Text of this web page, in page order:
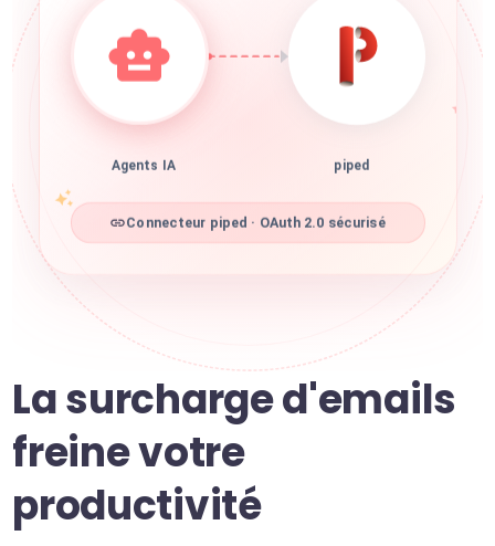
Agents IA piped
Connecteur piped · OAuth 2.0 sécurisé
La surcharge d'emails
freine votre
productivité